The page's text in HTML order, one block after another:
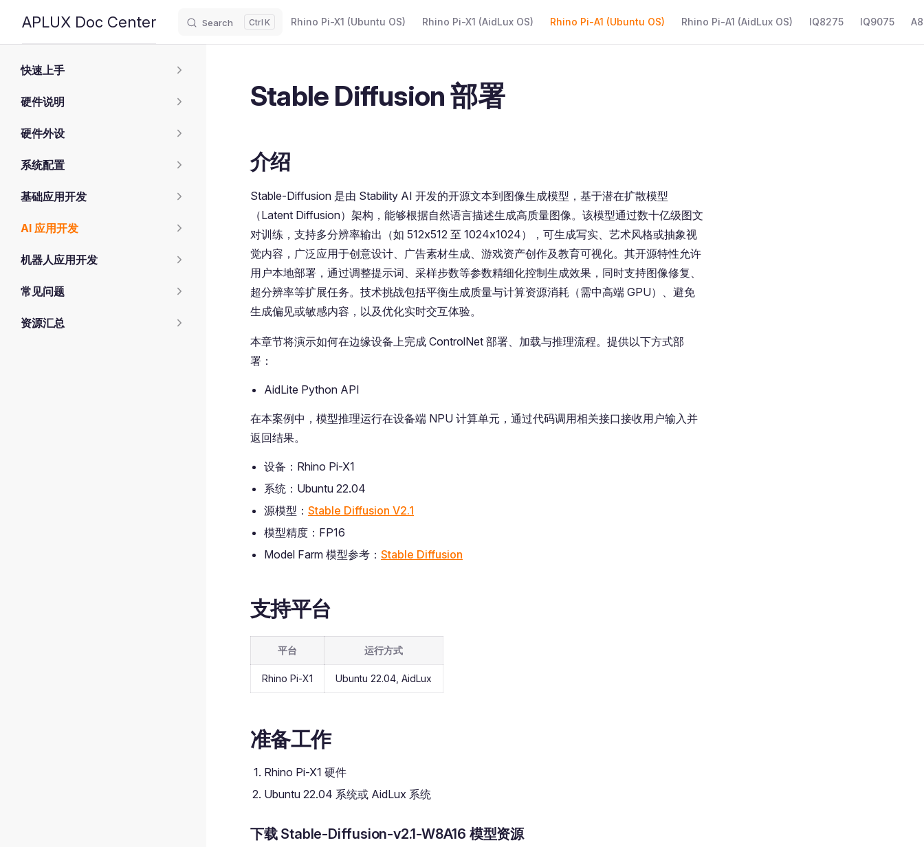
Skip to content
APLUX Doc Center Search K Rhino Pi-X1 (Ubuntu OS) Rhino Pi-X1 (AidLux OS) Rhino Pi-A1 (Ubuntu OS) Rhino Pi-A1 (AidLux OS) IQ8275 IQ9075
快速上手
硬件说明
硬件外设
系统配置
基础应用开发
AI 应用开发
机器人应用开发
常见问题
资源汇总
Stable Diffusion 部署
介绍
Stable-Diffusion 是由 Stability AI 开发的开源文本到图像生成模型，基于潜在扩散模型
（Latent Diffusion）架构，能够根据自然语言描述生成高质量图像。该模型通过数十亿级图文
对训练，支持多分辨率输出（如 512x512 至 1024x1024），可生成写实、艺术风格或抽象视
觉内容，广泛应用于创意设计、广告素材生成、游戏资产创作及教育可视化。其开源特性允许
用户本地部署，通过调整提示词、采样步数等参数精细化控制生成效果，同时支持图像修复、
超分辨率等扩展任务。技术挑战包括平衡生成质量与计算资源消耗（需中高端 GPU）、避免
生成偏见或敏感内容，以及优化实时交互体验。
本章节将演示如何在边缘设备上完成 ControlNet 部署、加载与推理流程。提供以下方式部
署：
AidLite Python API
在本案例中，模型推理运行在设备端 NPU 计算单元，通过代码调用相关接口接收用户输入并
返回结果。
设备：Rhino Pi-X1
系统：Ubuntu 22.04
源模型： Stable Diffusion V2.1
模型精度：FP16
Model Farm 模型参考： Stable Diffusion
支持平台
平台 运行方式
Rhino Pi-X1 Ubuntu 22.04, AidLux
准备工作
Rhino Pi-X1 硬件
Ubuntu 22.04 系统或 AidLux 系统
下载 Stable-Diffusion-v2.1-W8A16 模型资源